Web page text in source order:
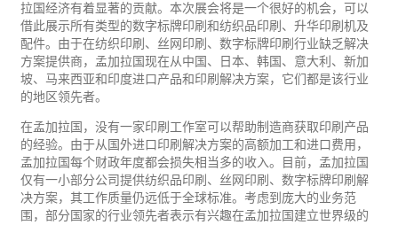
拉国经济有着显著的贡献。本次展会将是一个很好的机会，可以
借此展示所有类型的数字标牌印刷和纺织品印刷、升华印刷机及
配件。由于在纺织印刷、丝网印刷、数字标牌印刷行业缺乏解决
方案提供商，孟加拉国现在从中国、日本、韩国、意大利、新加
坡、马来西亚和印度进口产品和印刷解决方案，它们都是该行业
的地区领先者。
在孟加拉国，没有一家印刷工作室可以帮助制造商获取印刷产品
的经验。由于从国外进口印刷解决方案的高额加工和进口费用，
孟加拉国每个财政年度都会损失相当多的收入。目前，孟加拉国
仅有一小部分公司提供纺织品印刷、丝网印刷、数字标牌印刷解
决方案，其工作质量仍远低于全球标准。考虑到庞大的业务范
围，部分国家的行业领先者表示有兴趣在孟加拉国建立世界级的